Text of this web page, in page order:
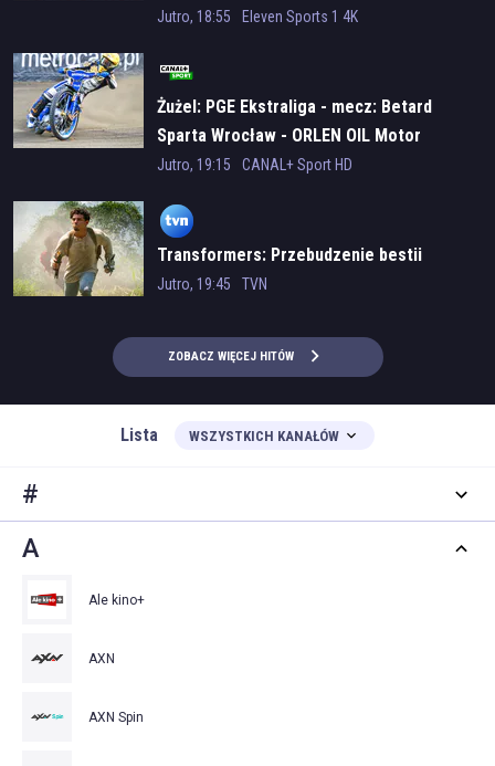
Jutro, 18:55 Eleven Sports 1 4K
Żużel: PGE Ekstraliga - mecz: Betard
Sparta Wrocław - ORLEN OIL Motor
Lublin
Jutro, 19:15 CANAL+ Sport HD
Transformers: Przebudzenie bestii
Jutro, 19:45 TVN
ZOBACZ WIĘCEJ HITÓW
Lista WSZYSTKICH KANAŁÓW
#
A
Ale kino+
AXN
AXN Spin